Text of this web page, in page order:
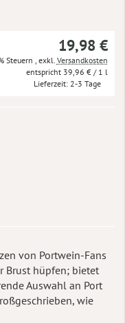
19,98 €
Steuern exkl. Versandkosten
39,96 € / 1 l
Lieferzeit 2-3 Tage
von Portwein-Fans
Brust hüpfen; bietet
Auswahl an Port
wie